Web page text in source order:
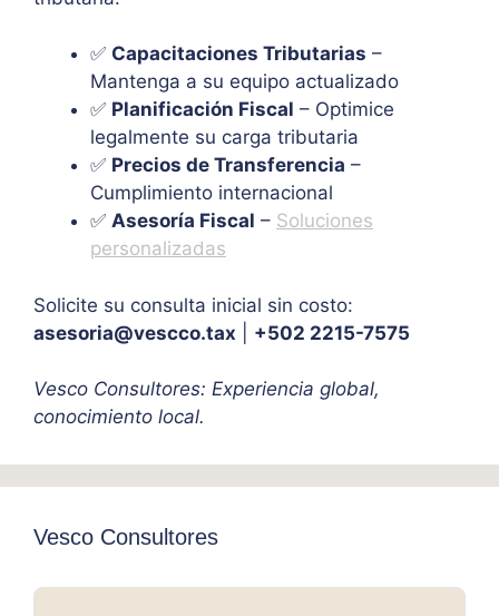
✅ Capacitaciones Tributarias –
Mantenga a su equipo actualizado
✅ Planificación Fiscal – Optimice
legalmente su carga tributaria
✅ Precios de Transferencia –
Cumplimiento internacional
✅ Asesoría Fiscal – Soluciones
personalizadas
Solicite su consulta inicial sin costo:
asesoria@vescco.tax
+502 2215-7575
Vesco Consultores: Experiencia global,
conocimiento local.
Vesco Consultores